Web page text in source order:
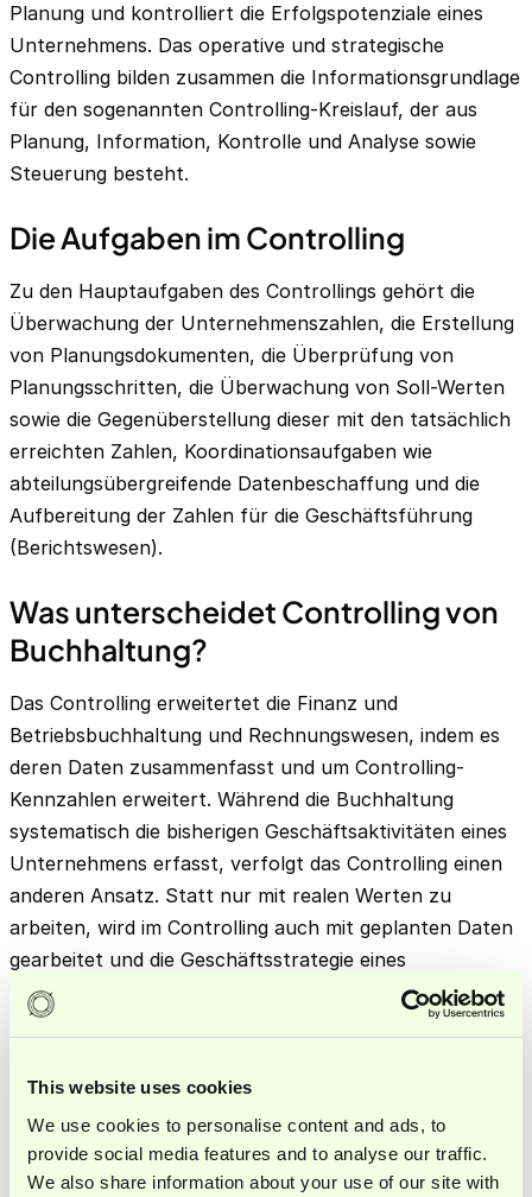
This website uses cookies
We use cookies to personalise content and ads, to
provide social media features and to analyse our traffic.
We also share information about your use of our site with
Planung und kontrolliert die Erfolgspotenziale eines
Unternehmens. Das operative und strategische
Controlling bilden zusammen die Informationsgrundlage
für den sogenannten Controlling-Kreislauf, der aus
Planung, Information, Kontrolle und Analyse sowie
Steuerung besteht.
Die Aufgaben im Controlling
Zu den Hauptaufgaben des Controllings gehört die
Überwachung der Unternehmenszahlen, die Erstellung
von Planungsdokumenten, die Überprüfung von
Planungsschritten, die Überwachung von Soll-Werten
sowie die Gegenüberstellung dieser mit den tatsächlich
erreichten Zahlen, Koordinationsaufgaben wie
abteilungsübergreifende Datenbeschaffung und die
Aufbereitung der Zahlen für die Geschäftsführung
(Berichtswesen).
Was unterscheidet Controlling von
Buchhaltung?
Das Controlling erweitertet die Finanz und
Betriebsbuchhaltung und Rechnungswesen, indem es
deren Daten zusammenfasst und um Controlling-
Kennzahlen erweitert. Während die Buchhaltung
systematisch die bisherigen Geschäftsaktivitäten eines
Unternehmens erfasst, verfolgt das Controlling einen
anderen Ansatz. Statt nur mit realen Werten zu
arbeiten, wird im Controlling auch mit geplanten Daten
gearbeitet und die Geschäftsstrategie eines
Unternehmens aktiv geplant.
INTERIM SUPPORT
Dein Finance-Team braucht
Unterstützung?
Buche jetzt ein unverbindliches Erstgespräch.